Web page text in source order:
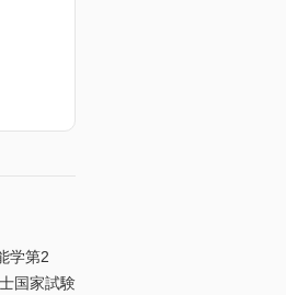
学第2
国家試験